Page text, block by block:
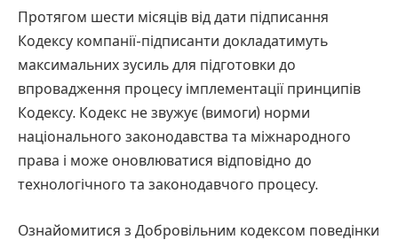
Протягом шести місяців від дати підписання
Кодексу компанії-підписанти докладатимуть
максимальних зусиль для підготовки до
впровадження процесу імплементації принципів
Кодексу. Кодекс не звужує (вимоги) норми
національного законодавства та міжнародного
права і може оновлюватися відповідно до
технологічного та законодавчого процесу.
Ознайомитися з Добровільним кодексом поведінки